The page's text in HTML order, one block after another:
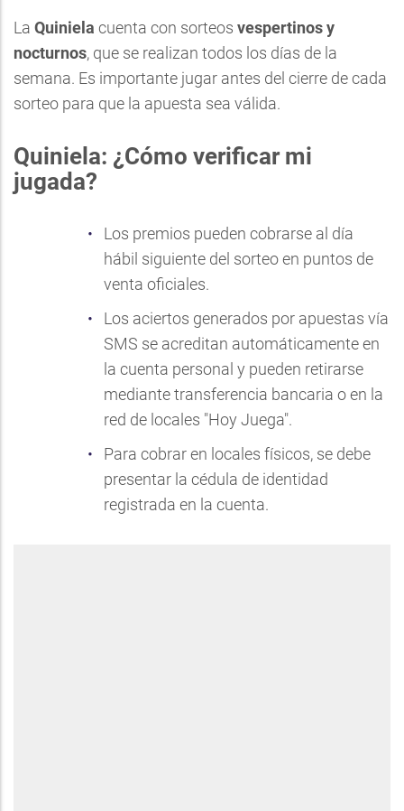
La Quiniela cuenta con sorteos vespertinos y
nocturnos, que se realizan todos los días de la
semana. Es importante jugar antes del cierre de cada
sorteo para que la apuesta sea válida.
Quiniela: ¿Cómo verificar mi
jugada?
Los premios pueden cobrarse al día
hábil siguiente del sorteo en puntos de
venta oficiales.
Los aciertos generados por apuestas vía
SMS se acreditan automáticamente en
la cuenta personal y pueden retirarse
mediante transferencia bancaria o en la
red de locales "Hoy Juega".
Para cobrar en locales físicos, se debe
presentar la cédula de identidad
registrada en la cuenta.